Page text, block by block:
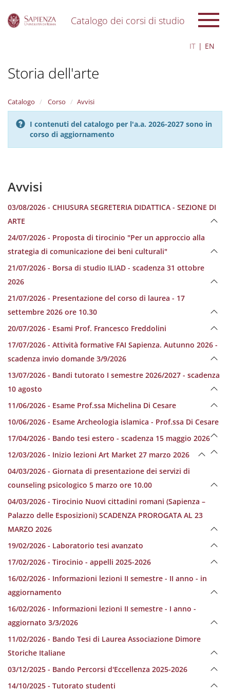
Catalogo dei corsi di studio
IT EN
Storia dell'arte
Catalogo Corso Avvisi
I contenuti del catalogo per l'a.a. 2026-2027 sono in
corso di aggiornamento
Avvisi
03/08/2026 - CHIUSURA SEGRETERIA DIDATTICA - SEZIONE DI
ARTE
24/07/2026 - Proposta di tirocinio "Per un approccio alla
strategia di comunicazione dei beni culturali"
21/07/2026 - Borsa di studio ILIAD - scadenza 31 ottobre
2026
21/07/2026 - Presentazione del corso di laurea - 17
settembre 2026 ore 10.30
20/07/2026 - Esami Prof. Francesco Freddolini
17/07/2026 - Attività formative FAI Sapienza. Autunno 2026 -
scadenza invio domande 3/9/2026
13/07/2026 - Bandi tutorato I semestre 2026/2027 - scadenza
10 agosto
11/06/2026 - Esame Prof.ssa Michelina Di Cesare
10/06/2026 - Esame Archeologia islamica - Prof.ssa Di Cesare
17/04/2026 - Bando tesi estero - scadenza 15 maggio 2026
12/03/2026 - Inizio lezioni Art Market 27 marzo 2026
04/03/2026 - Giornata di presentazione dei servizi di
counseling psicologico 5 marzo ore 10.00
04/03/2026 - Tirocinio Nuovi cittadini romani (Sapienza –
Palazzo delle Esposizioni) SCADENZA PROROGATA AL 23
MARZO 2026
19/02/2026 - Laboratorio tesi avanzato
17/02/2026 - Tirocinio - appelli 2025-2026
16/02/2026 - Informazioni lezioni II semestre - II anno - in
aggiornamento
16/02/2026 - Informazioni lezioni II semestre - I anno -
aggiornato 3/3/2026
11/02/2026 - Bando Tesi di Laurea Associazione Dimore
Storiche Italiane
03/12/2025 - Bando Percorsi d'Eccellenza 2025-2026
14/10/2025 - Tutorato studenti